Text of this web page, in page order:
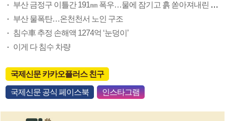
부산 금정구 이틀간 191㎜ 폭우…물에 잠기고 흙 쏟아져내린 주말(종합)
부산 물폭탄…온천천서 노인 구조
침수車 추정 손해액 1274억 ‘눈덩이’
이게 다 침수 차량
국제신문 카카오플러스 친구
국제신문 공식 페이스북 인스타그램